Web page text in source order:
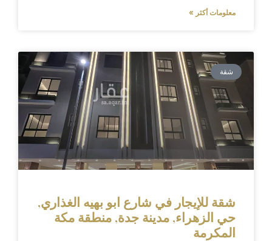
معلومات أكثر »
شقة
شقة للإيجار في شارع ابو بهيه الغذاري,
حي الزهراء, مدينة جدة, منطقة مكة
المكرمة